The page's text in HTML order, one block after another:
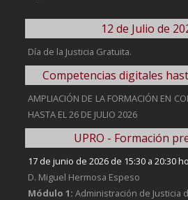
12 de Julio de
Día de la Justicia Gratuita.
Competencias digitales
AMPLIACIÓN DE LA FORMACIÓN EN
HASTA EL 26 DE JULIO 2026
UPRO - Formación
17 de junio de 2026 de 15:30 a 20:30
D. Miguel Hermosa Espeso
Módulo 1: Administración de Justicia